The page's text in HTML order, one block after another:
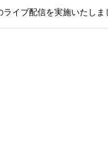
ライブ配信を実施いたしま